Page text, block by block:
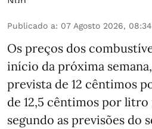
Publicado a: 07 Agosto 2026, 08:34
Os preços dos
início da próxima
prevista de 12 cêntimos
de 12,5 cêntimos por litro
segundo as previsões do